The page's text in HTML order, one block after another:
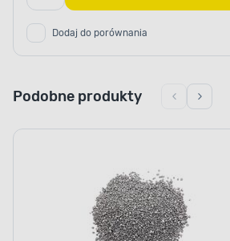
Dodaj do porównania
Podobne produkty